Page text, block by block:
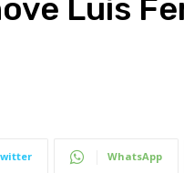
Luís
WhatsApp